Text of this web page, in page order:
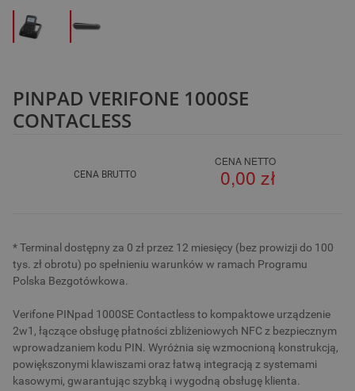
PINPAD VERIFONE 1000SE
CONTACLESS
CENA BRUTTO
CENA NETTO
0,00 zł
* Terminal dostępny za 0 zł przez 12 miesięcy (bez prowizji do 100
tys. zł obrotu) po spełnieniu warunków w ramach Programu
Polska Bezgotówkowa.
Verifone PINpad 1000SE Contactless to kompaktowe urządzenie
2w1, łączące obsługę płatności zbliżeniowych NFC z bezpiecznym
wprowadzaniem kodu PIN. Wyróżnia się wzmocnioną konstrukcją,
powiększonymi klawiszami oraz łatwą integracją z systemami
kasowymi, gwarantując szybką i wygodną obsługę klienta.